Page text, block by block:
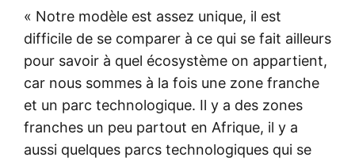
« Notre modèle est assez unique, il est
difficile de se comparer à ce qui se fait ailleurs
pour savoir à quel écosystème on appartient,
car nous sommes à la fois une zone franche
et un parc technologique. Il y a des zones
franches un peu partout en Afrique, il y a
aussi quelques parcs technologiques qui se